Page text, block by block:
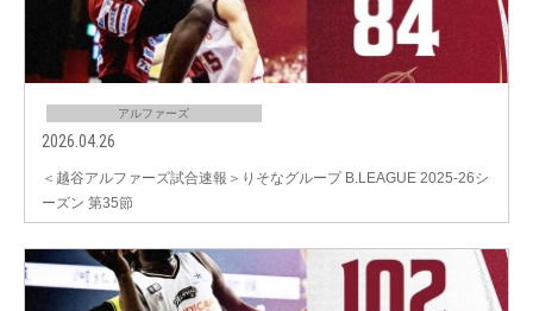
アルファーズ
2026.04.26
＜越谷アルファーズ試合速報＞りそなグループ B.LEAGUE 2025-26シ
ーズン 第35節